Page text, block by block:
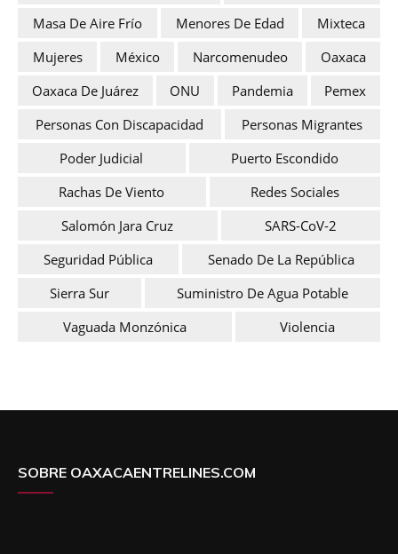
Masa De Aire Frío
Menores De Edad
Mixteca
Mujeres
México Narcomenudeo
Oaxaca
Oaxaca De Juárez
ONU Pandemia
Pemex
Personas Con Discapacidad
Personas Migrantes
Poder Judicial
Puerto Escondido
Rachas De Viento
Redes Sociales
Salomón Jara Cruz
SARS-CoV-2
Seguridad Pública
Senado De La República
Sierra Sur
Suministro De Agua Potable
Vaguada Monzónica
Violencia
SOBRE OAXACAENTRELINES.COM